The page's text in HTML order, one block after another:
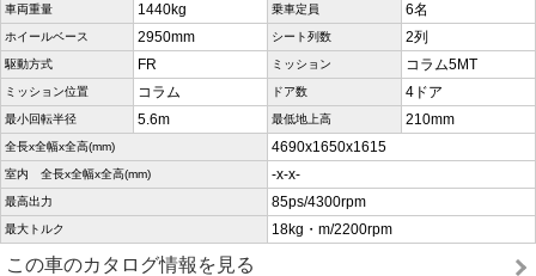
車両重量 1440kg 乗車定員 6名
ホイールベース 2950mm シート列数 2列
駆動方式 FR ミッション コラム5MT
ミッション位置 コラム ドア数 4ドア
最小回転半径 5.6m 最低地上高 210mm
全長x全幅x全高(mm) 4690x1650x1615
室内 全長x全幅x全高(mm) -x-x-
最高出力 85ps/4300rpm
最大トルク 18kg・m/2200rpm
この車のカタログ情報を見る